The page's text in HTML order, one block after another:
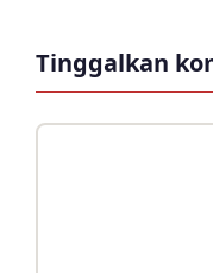
Tinggalkan
Komentar
Nama
Surel
Situs